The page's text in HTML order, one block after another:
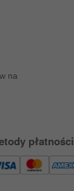
na
płatności